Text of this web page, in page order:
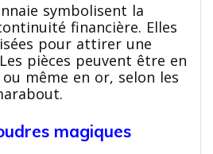
symbolisent la
financière. Elles
pour attirer une
pièces peuvent être en
même en or, selon les
magiques